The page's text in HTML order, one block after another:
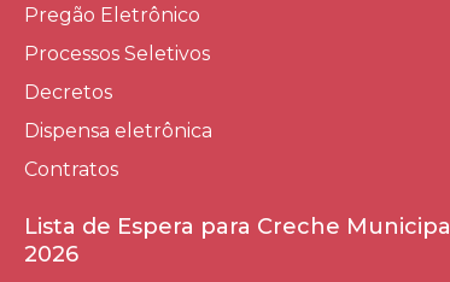
Pregão Eletrônico
Processos Seletivos
Decretos
Dispensa eletrônica
Contratos
Lista de Espera para Creche Municipal
2026